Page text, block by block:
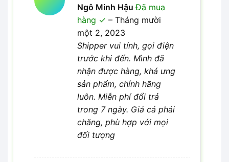
Được xếp
hạng55
sao
Ngô Minh HậuĐã mua
hàng
– Tháng mười
một 2, 2023
Shipper vui tính, gọi điện
trước khi đến. Mình đã
nhận được hàng, khá ưng
sản phẩm, chính hãng
luôn. Miễn phí đổi trả
trong 7 ngày. Giá cả phải
chăng, phù hợp với mọi
đối tượng